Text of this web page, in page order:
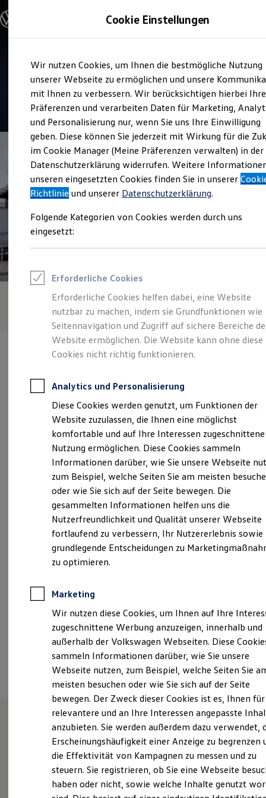
Hauptinhalt
springen
Footer
springen
Modelle & Konfigurator
Nutzfahrzeugkategorien entdecken
Modelle konfigurieren
Vorgängermodelle und Oldtimer
Vorgängermodelle
Oldtimer
Bulli Historie
Branchenlösungen & Gewerbekunden
Umbaulösungen und Hersteller finden
Auf- und Umbauten entdecken & konfigurieren
Groß- und Sonderkunden
Großkunden
Kommunen & Behörden
Journalisten
Sportvereine
Branchenlösungen
Gewerbliche Personenbeförderung
Service & mobile Werkstätten
Kühlfahrzeuge
ONE Business ID Vorteile
Fahrzeugsuche & Marktplatz
Fahrzeugsuche
Fahrzeuge online kaufen
Digitaler Marktplatz
Kauf & Finanzierung
Online-Fahrzeugbewertung
Aktionen & Angebote
Für Gewerbekunden
Profi Paket
TopDeal
Gebrauchtwagen
ProfiPartner für Gebrauchtwagen
Zertifizierte Gebrauchtwagen
Finanzierung
Für Privatkunden
Für Gewerbekunden
Leasing
Für Privatkunden
Für Gewerbekunden
Versicherungen & Garantien
Garantien
Kfz-Versicherung für Nutzfahrzeuge
Restschuldversicherung
Wartungsverträge
Besitzer & Service
Sommer-Special
Reparatur, Pflege & Inspektion
Servicetermin anfragen
Service-Vorteile bei Volkswagen Nutzfahrzeuge
Economy Service
Räder & Reifen Service
Ersatzfahrzeuge
Notdienst und Pannenhilfe
Software, Konnektivität & Apps
California App
VW Connect für Ihren ID. Buzz
VW Connect für Ihren Transporter/Caravelle
VW Connect für Ihren Amarok
VW Connect für andere Modelle
Connect Pro
Fleet Interface Data
Multistop Pathfinder
Übersicht Software Updates
Hilfreiches für Besitzer
Service
Tiemeyer automobile
4.5| 24 Bewertungen
Verantwortlich für die Inhalte auf dieser Seite ist die Tiemeyer
automobile GmbH (Impressum & Rechtliches)
Trecknase 6 - 8, 42897 Remscheid
info.bochum@tiemeyer.de
+49 2191 96400
Montag-Freitag 07:00-18:30 Uhr
Samstag
08:00 -14:00 Uhr
Ansprechpartner
Termin vereinbaren
Herzlich willkommen bei
Tiemeyer in Remscheid!
Cookie Einstellungen
Wir nutzen Cookies, um Ihnen die bestmögliche Nutzung
unserer Webseite zu ermöglichen und unsere
mit Ihnen zu verbessern. Wir berücksichtigen hierbei Ihre
Präferenzen und verarbeiten Daten für Marketing,
und Personalisierung nur, wenn Sie uns Ihre Einwilligung
geben. Diese können Sie jederzeit mit Wirkung für die
im Cookie Manager (Meine Präferenzen verwalten) in der
Datenschutzerklärung widerrufen. Weitere
unseren eingesetzten Cookies finden Sie in unserer
Richtlinie und unserer Datenschutzerklärung.
Folgende Kategorien von Cookies werden durch uns
eingesetzt:
Erforderliche Cookies
Erforderliche Cookies helfen dabei, eine Website
nutzbar zu machen, indem sie Grundfunktionen wie
Seitennavigation und Zugriff auf sichere Bereiche
Website ermöglichen. Die Website kann ohne diese
Cookies nicht richtig funktionieren.
Analytics und Personalisierung
Diese Cookies werden genutzt, um Funktionen der
Website zuzulassen, die Ihnen eine möglichst
komfortable und auf Ihre Interessen zugeschnittene
Nutzung ermöglichen. Diese Cookies sammeln
Informationen darüber, wie Sie unsere Webseite
zum Beispiel, welche Seiten Sie am meisten
oder wie Sie sich auf der Seite bewegen. Die
gesammelten Informationen helfen uns die
Nutzerfreundlichkeit und Qualität unserer Webseite
fortlaufend zu verbessern, Ihr Nutzererlebnis sowie
grundlegende Entscheidungen zu
zu optimieren.
Marketing
Wir nutzen diese Cookies, um Ihnen auf Ihre
zugeschnittene Werbung anzuzeigen, innerhalb und
außerhalb der Volkswagen Webseiten. Diese
sammeln Informationen darüber, wie Sie unsere
Webseite nutzen, zum Beispiel, welche Seiten Sie
meisten besuchen oder wie Sie sich auf der Seite
bewegen. Der Zweck dieser Cookies ist es, Ihnen für
relevantere und an Ihre Interessen angepasste
anzubieten. Sie werden außerdem dazu verwendet,
Erscheinungshäufigkeit einer Anzeige zu begrenzen
die Effektivität von Kampagnen zu messen und zu
steuern. Sie registrieren, ob Sie eine Webseite
haben oder nicht, sowie welche Inhalte genutzt